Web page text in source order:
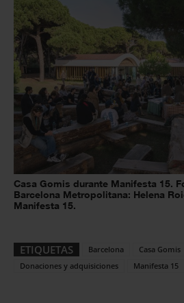
Casa Gomis durante Manifesta 15.
Barcelona Metropolitana: Helena
Manifesta 15.
ETIQUETAS Barcelona Casa Gomis
Donaciones y adquisiciones
Manifesta 15